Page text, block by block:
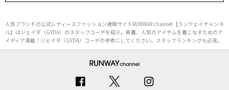
人気ブランドの公式レディースファッション通販サイトRUNWAY channel【ランウェイチャンネ
ル】はジェイダ（GYDA）のスタッフコーデを紹介。新着、人気のアイテムを着こなすためのア
イディア満載！ジェイダ（GYDA）コーデの参考にしてください。スタッフランキングも必見。